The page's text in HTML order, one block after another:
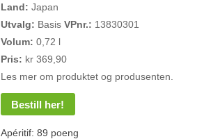
Land: Japan
Utvalg: Basis VPnr.: 13830301
Volum: 0,72 l
Pris: kr 369,90
Les mer om produktet og produsenten.
Bestill her!
Apéritif: 89 poeng